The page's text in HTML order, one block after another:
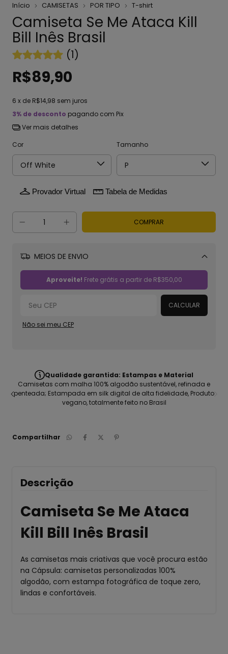
Início CAMISETAS POR TIPO T-shirt
Camiseta Se Me Ataca Kill
Bill Inês Brasil
(1)
R$89,90
6 x de R$14,98 sem juros
3% de desconto pagando com Pix
Ver mais detalhes
Cor
Tamanho
Provador Virtual Tabela de Medidas
MEIOS DE ENVIO
Aproveite! Frete grátis a partir de R$350,00
CALCULAR
Não sei meu CEP
Primeira Troca Grátis!
Na Cápsula você tem troca gratuita e descomplicada no seu
primeiro pedido. Para maiores informações acesse a política
completa
Compartilhar
Descrição
Camiseta Se Me Ataca
Kill Bill Inês Brasil
As camisetas mais criativas que você procura estão
na Cápsula: camisetas personalizadas 100%
algodão, com estampa fotográfica de toque zero,
lindas e confortáveis.